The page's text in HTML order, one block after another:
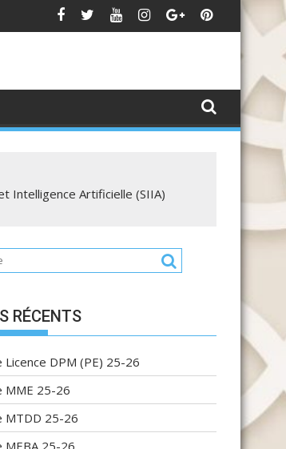
Intelligence Artificielle (SIIA)
RÉCENTS
Licence DPM (PE) 25-26
MME 25-26
MTDD 25-26
MEBA 25-26